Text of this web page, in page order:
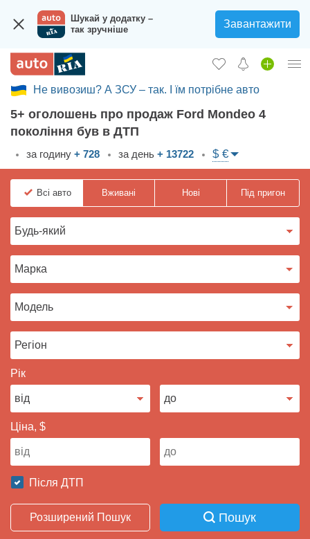
Шукай у додатку –
так зручніше
Завантажити
Увійти в кабінет
Збір на авто для ЗСУ
Вживані авто
Нові авто
Новини
Відгуки про авто
Завантажити додаток
Не вивозиш? А ЗСУ – так. І їм потрібне авто
5+ оголошень про продаж Ford Mondeo 4
покоління був в ДТП
за годину + 728 за день + 13722 $ €
Всі авто Вживані Нові Під пригон
Рік
Ціна, $
Після ДТП
Розширений Пошук Пошук